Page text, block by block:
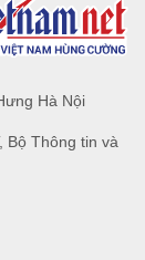
Hà Nội
Bộ Thông tin và